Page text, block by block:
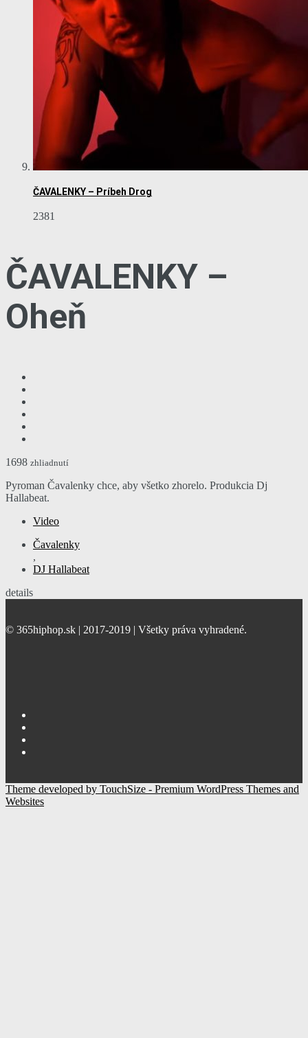
ČAVALENKY – Príbeh Drog
2381
ČAVALENKY –
Oheň
1698 zhliadnutí
Pyroman Čavalenky chce, aby všetko zhorelo. Produkcia Dj
Hallabeat.
Video
Čavalenky
,
DJ Hallabeat
details
© 365hiphop.sk | 2017-2019 | Všetky práva vyhradené.
Theme developed by TouchSize - Premium WordPress Themes and
Websites